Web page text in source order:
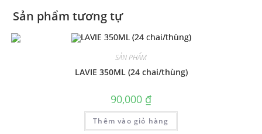
Sản phẩm tương tự
SẢN PHẨM
LAVIE 350ML (24 chai/thùng)
90,000 ₫
Thêm vào giỏ hàng